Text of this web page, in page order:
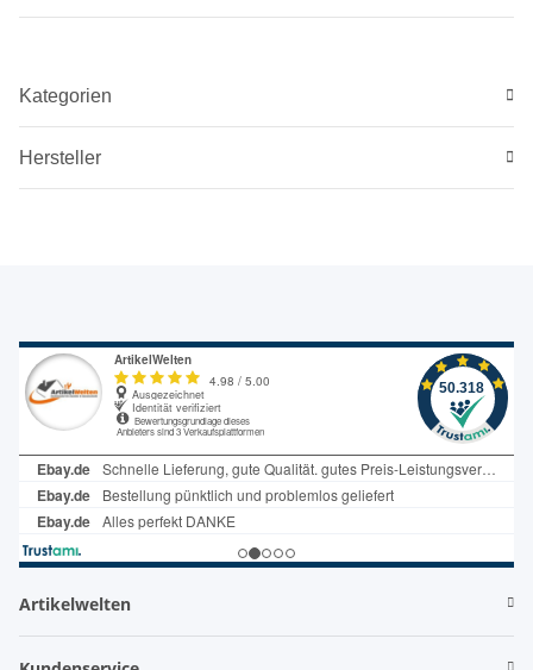
Kategorien
Hersteller
Artikelwelten